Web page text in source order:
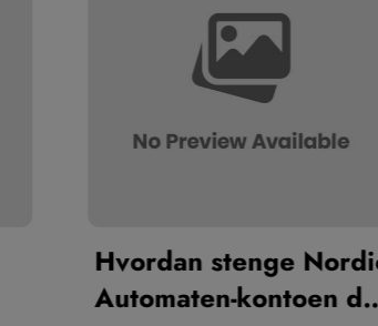
Hvordan stenge Nordic
Automaten-kontoen din